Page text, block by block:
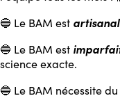
🔵 Le BAM est artisanal
🔵 Le BAM est
science exacte.
🔵 Le BAM nécessite du